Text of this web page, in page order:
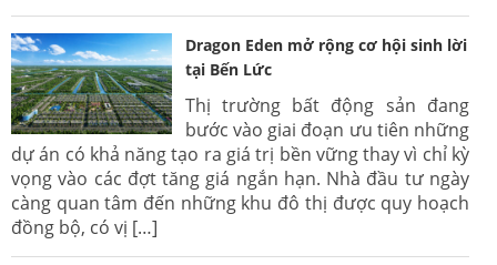
Dragon Eden mở rộng cơ hội sinh lời
tại Bến Lức
Thị trường bất động sản đang
bước vào giai đoạn ưu tiên những
dự án có khả năng tạo ra giá trị bền vững thay vì chỉ kỳ
vọng vào các đợt tăng giá ngắn hạn. Nhà đầu tư ngày
càng quan tâm đến những khu đô thị được quy hoạch
đồng bộ, có vị […]